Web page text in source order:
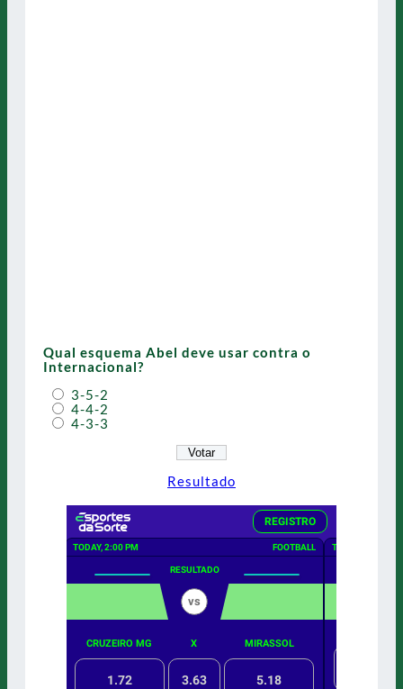
Qual esquema Abel deve usar contra o
Internacional?
3-5-2
4-4-2
4-3-3
Resultado